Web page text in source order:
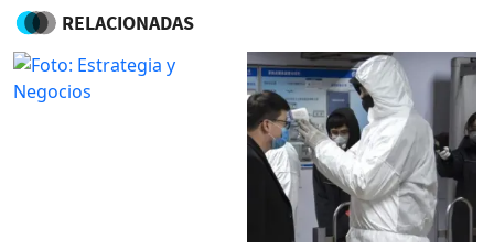
RELACIONADAS